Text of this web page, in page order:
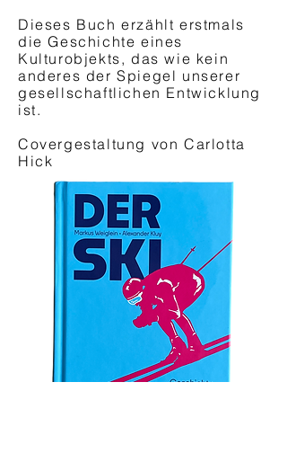
Dieses Buch erzählt erstmals
die Geschichte eines
Kulturobjekts, das wie kein
anderes der Spiegel unserer
gesellschaftlichen Entwicklung
ist.
Covergestaltung von Carlotta
Hick